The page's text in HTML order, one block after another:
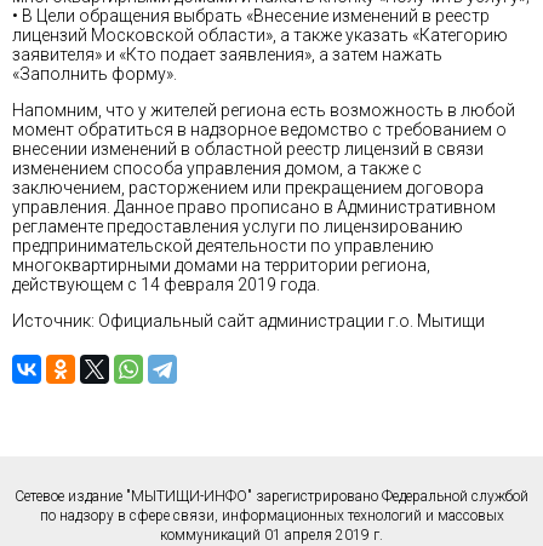
• В Цели обращения выбрать «Внесение изменений в реестр
лицензий Московской области», а также указать «Категорию
заявителя» и «Кто подает заявления», а затем нажать
«Заполнить форму».
Напомним, что у жителей региона есть возможность в любой
момент обратиться в надзорное ведомство с требованием о
внесении изменений в областной реестр лицензий в связи
изменением способа управления домом, а также с
заключением, расторжением или прекращением договора
управления. Данное право прописано в Административном
регламенте предоставления услуги по лицензированию
предпринимательской деятельности по управлению
многоквартирными домами на территории региона,
действующем с 14 февраля 2019 года.
Источник: Официальный сайт администрации г.о. Мытищи
Сетевое издание "МЫТИЩИ-ИНФО" зарегистрировано Федеральной службой
по надзору в сфере связи, информационных технологий и массовых
коммуникаций 01 апреля 2019 г.